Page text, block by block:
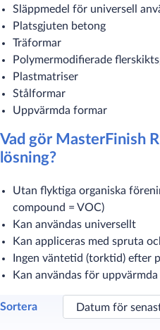
Släppmedel för universell
Platsgjuten betong
Träformar
Polymermodifierade
Plastmatriser
Stålformar
Uppvärmda formar
Vad gör MasterFinish
lösning?
Utan flyktiga organiska
compound = VOC)
Kan användas universellt
Kan appliceras med spruta
Ingen väntetid (torktid) efter
Kan användas för
Sortera